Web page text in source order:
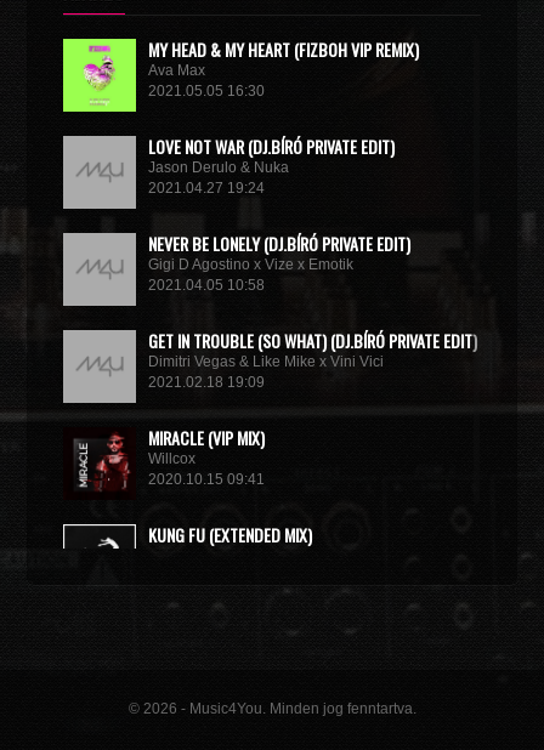
MY HEAD & MY HEART (FIZBOH VIP REMIX)
Ava Max
2021.05.05 16:30
LOVE NOT WAR (DJ.BÍRÓ PRIVATE EDIT)
Jason Derulo & Nuka
2021.04.27 19:24
NEVER BE LONELY (DJ.BÍRÓ PRIVATE EDIT)
Gigi D Agostino x Vize x Emotik
2021.04.05 10:58
GET IN TROUBLE (SO WHAT) (DJ.BÍRÓ PRIVATE EDIT)
Dimitri Vegas & Like Mike x Vini Vici
2021.02.18 19:09
MIRACLE (VIP MIX)
Willcox
2020.10.15 09:41
KUNG FU (EXTENDED MIX)
© 2026 - Music4You. Minden jog fenntartva.